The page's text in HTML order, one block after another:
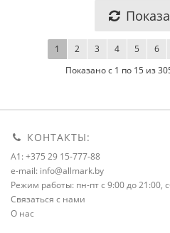
1 2 3 4 5 6
Показано с 1 по 15 из
КОНТАКТЫ:
A1: +375 29 15-777-88
e-mail: info@allmark.by
Режим работы: пн-пт с 9:00 до 21:00,
Связаться с нами
О нас